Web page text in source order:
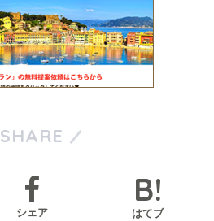
SHARE
シェア はてブ